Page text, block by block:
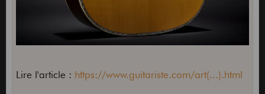
Lire l'article : https://www.guitariste.com/art(...).html